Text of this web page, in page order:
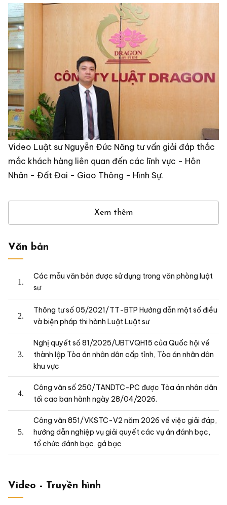
Video Luật sư Nguyễn Đức Năng tư vấn giải đáp thắc
mắc khách hàng liên quan đến các lĩnh vực - Hôn
Nhân - Đất Đai - Giao Thông - Hình Sự.
Xem thêm
Văn bản
Các mẫu văn bản được sử dụng trong văn phòng luật
sư
Thông tư số 05/2021/TT-BTP Hướng dẫn một số điều
và biện pháp thi hành Luật Luật sư
Nghị quyết số 81/2025/UBTVQH15 của Quốc hội về
thành lập Tòa án nhân dân cấp tỉnh, Tòa án nhân dân
khu vực
Công văn số 250/TANDTC-PC được Tòa án nhân dân
tối cao ban hành ngày 28/04/2026.
Công văn 851/VKSTC-V2 năm 2026 về việc giải đáp,
hướng dẫn nghiệp vụ giải quyết các vụ án đánh bạc,
tổ chức đánh bạc, gá bạc
Video - Truyền hình